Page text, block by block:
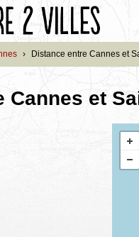
› Distance entre Cannes et
Cannes et